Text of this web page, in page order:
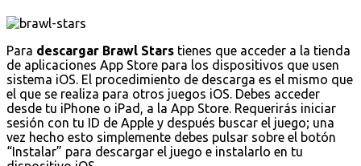
Para descargar Brawl Stars tienes que acceder a la tienda
de aplicaciones App Store para los dispositivos que usen
sistema iOS. El procedimiento de descarga es el mismo que
el que se realiza para otros juegos iOS. Debes acceder
desde tu iPhone o iPad, a la App Store. Requerirás iniciar
sesión con tu ID de Apple y después buscar el juego; una
vez hecho esto simplemente debes pulsar sobre el botón
“Instalar” para descargar el juego e instalarlo en tu